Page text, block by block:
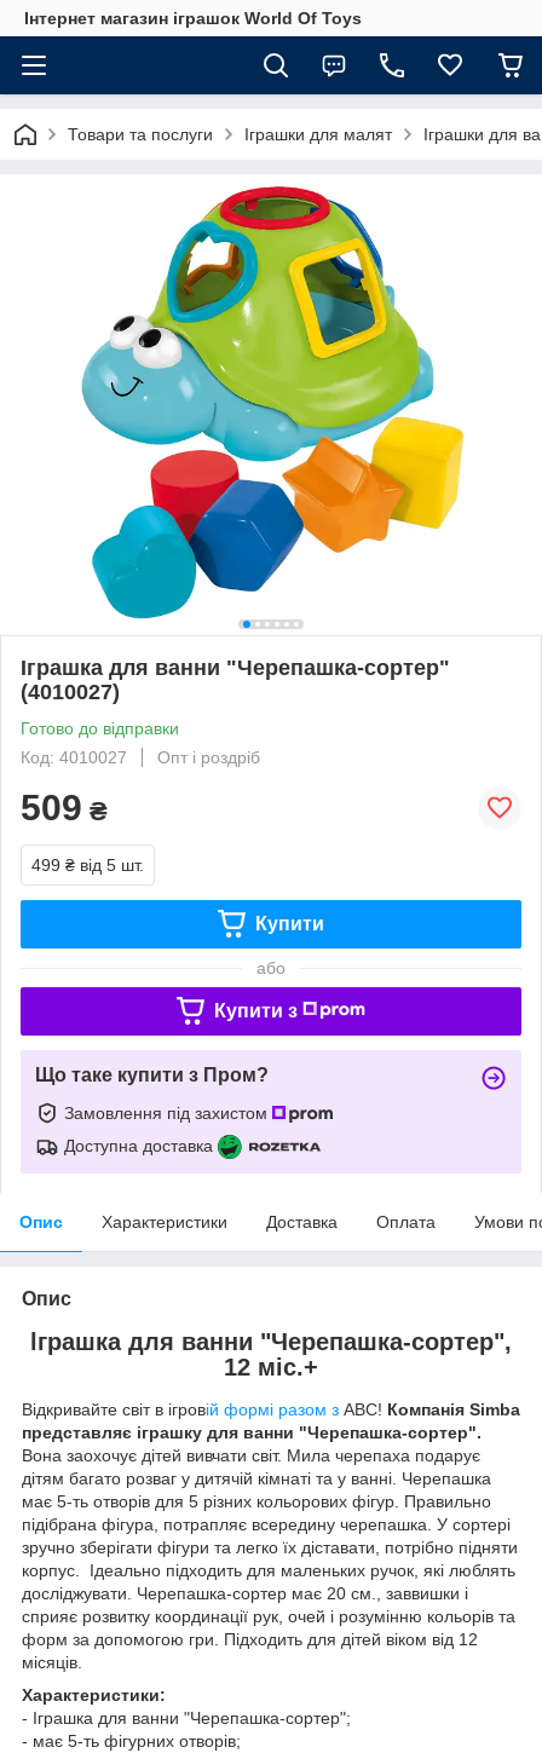
Інтернет магазин іграшок World Of Toys
Товари та послуги Іграшки для малят Іграшки для
Іграшка для ванни "Черепашка-сортер"
(4010027)
Готово до відправки
Код: 4010027
Опт і роздріб
509 ₴
499 ₴ від 5 шт.
Купити
або
Купити з
Що таке купити з Пром?
Замовлення під захистом
Доступна доставка
Опис Характеристики Доставка Оплата Умови
Опис
lграшка для ванни "Черепашка-сортер",
12 мic.+
Відкривайте світ в ігровій формі разом з ABC! Компанія Simba
представляє іграшку для ванни "Черепашка-сортер".
Вона заохочує дітей вивчати світ. Мила черепаха подарує
дітям багато розваг у дитячій кімнаті та у ванні. Черепашка
має 5-ть отворів для 5 різних кольорових фігур. Правильно
підібрана фігура, потрапляє всередину черепашка. У сортері
зручно зберігати фігури та легко їх діставати, потрібно підняти
корпус. Ідеально підходить для маленьких ручок, які люблять
досліджувати. Черепашка-сортер має 20 см., заввишки і
сприяє розвитку координації рук, очей і розумінню кольорів та
форм за допомогою гри. Підходить для дітей віком від 12
місяців.
Характеристики:
- Іграшка для ванни "Черепашка-сортер";
- має 5-ть фігурних отворів;